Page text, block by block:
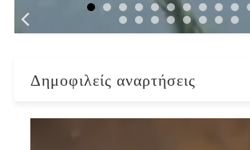
Δημοφιλείς αναρτήσεις